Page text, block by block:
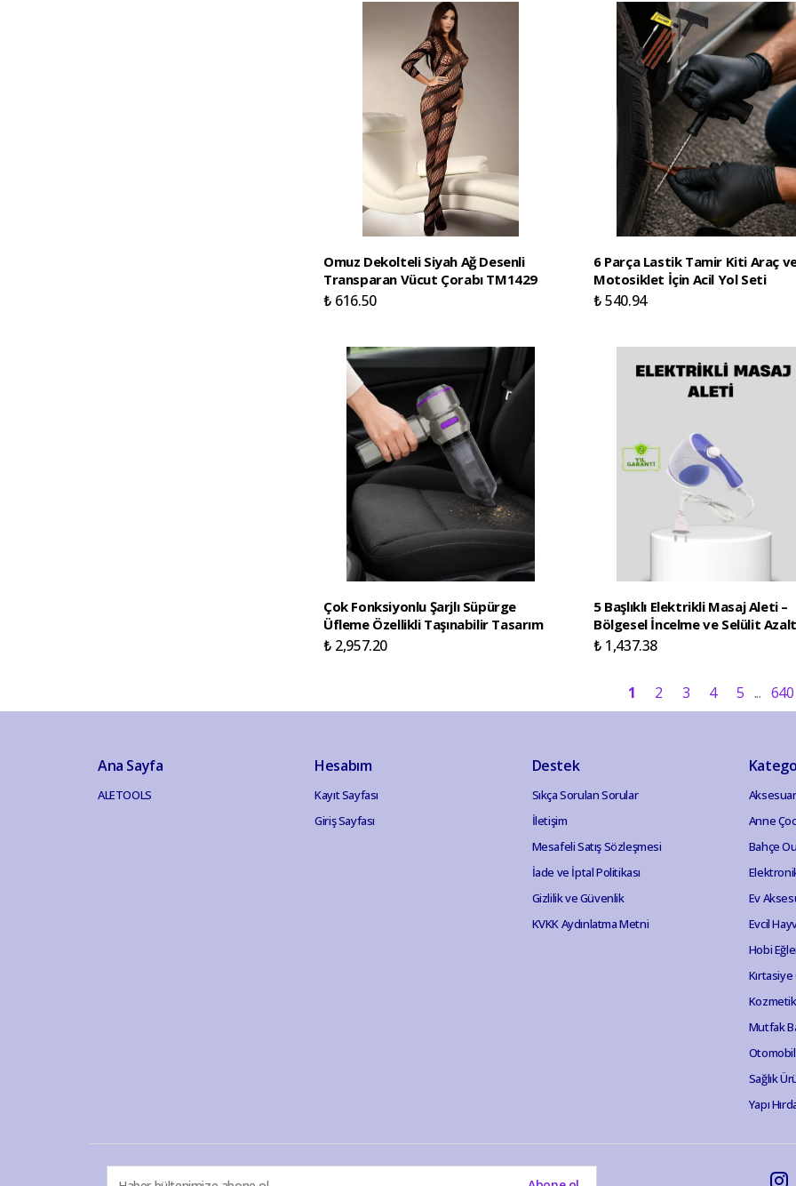
Omuz Dekolteli Siyah Ağ Desenli
Transparan Vücut Çorabı TM1429
₺ 616.50
6 Parça Lastik Tamir Kiti Araç
Motosiklet İçin Acil Yol Seti
₺ 540.94
Çok Fonksiyonlu Şarjlı Süpürge
Üfleme Özellikli Taşınabilir Tasarım
₺ 2,957.20
5 Başlıklı Elektrikli Masaj Aleti –
Bölgesel İncelme ve Selülit
₺ 1,437.38
1 2 3 4 5 640
Ana Sayfa
ALETOOLS
Hesabım
Kayıt Sayfası
Giriş Sayfası
Destek
Sıkça Sorulan Sorular
İletişim
Mesafeli Satış Sözleşmesi
İade ve İptal Politikası
Gizlilik ve Güvenlik
KVKK Aydınlatma Metni
Anne
Bahçe
Ev
Evcil
Hobi
Kozmetik
Mutfak
Sağlık
Yapı